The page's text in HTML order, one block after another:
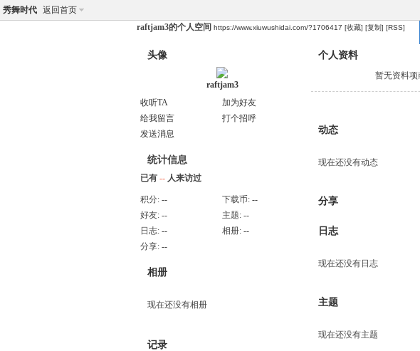
秀舞时代 返回首页
raftjam3的个人空间 https://www.xiuwushidai.com/?1706417 [收藏] [复制] [RSS]
头像
raftjam3
收听TA
加为好友
给我留言
打个招呼
发送消息
统计信息
已有 -- 人来访过
积分: -- 下载币: --
好友: -- 主题: --
日志: -- 相册: --
分享: --
相册
现在还没有相册
记录
个人资料
暂无资料
动态
现在还没有动态
分享
日志
现在还没有日志
主题
现在还没有主题